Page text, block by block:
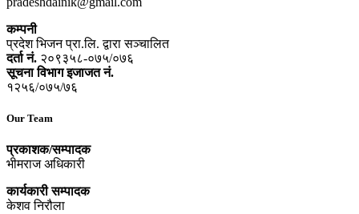
कम्पनी
प्रदेश भिजन प्रा.लि. द्वारा सञ्‍चालित
दर्ता नं. २०९३५८-०७५/०७६
सूचना विभाग इजाजत नं.
१२५६/०७५/७६
Our Team
प्रकाशक/सम्पादक
भीमराज अधिकारी
कार्यकारी सम्पादक
केशव निरौला